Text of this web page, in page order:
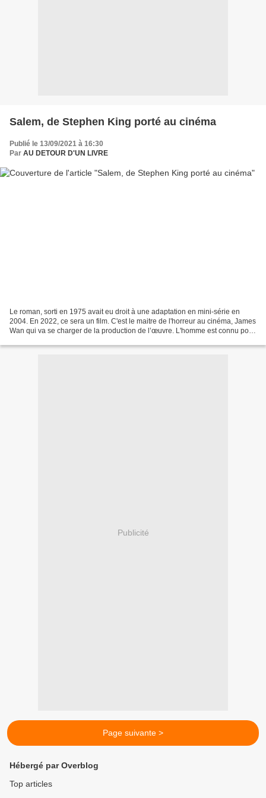
Salem, de Stephen King porté au cinéma
Publié le 13/09/2021 à 16:30
Par AU DETOUR D'UN LIVRE
Le roman, sorti en 1975 avait eu droit à une adaptation en mini-série en
2004. En 2022, ce sera un film. C'est le maitre de l'horreur au cinéma, James
Wan qui va se charger de la production de l’œuvre. L'homme est connu pour
Publicité
Page suivante >
Hébergé par Overblog
Top articles